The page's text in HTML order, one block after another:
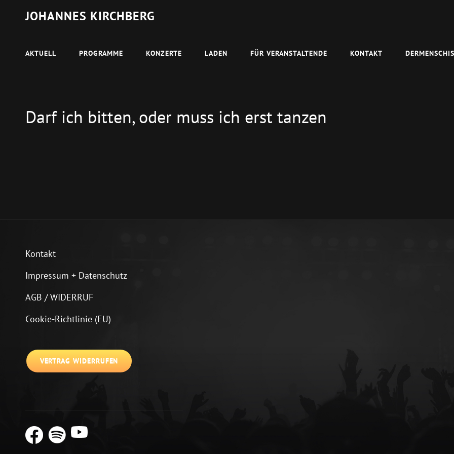
JOHANNES KIRCHBERG
AKTUELL PROGRAMME KONZERTE LADEN FÜR VERANSTALTENDE KONTAKT
Darf ich bitten, oder muss ich erst tanzen
Kontakt
Impressum + Datenschutz
AGB / WIDERRUF
Cookie-Richtlinie (EU)
VERTRAG WIDERRUFEN